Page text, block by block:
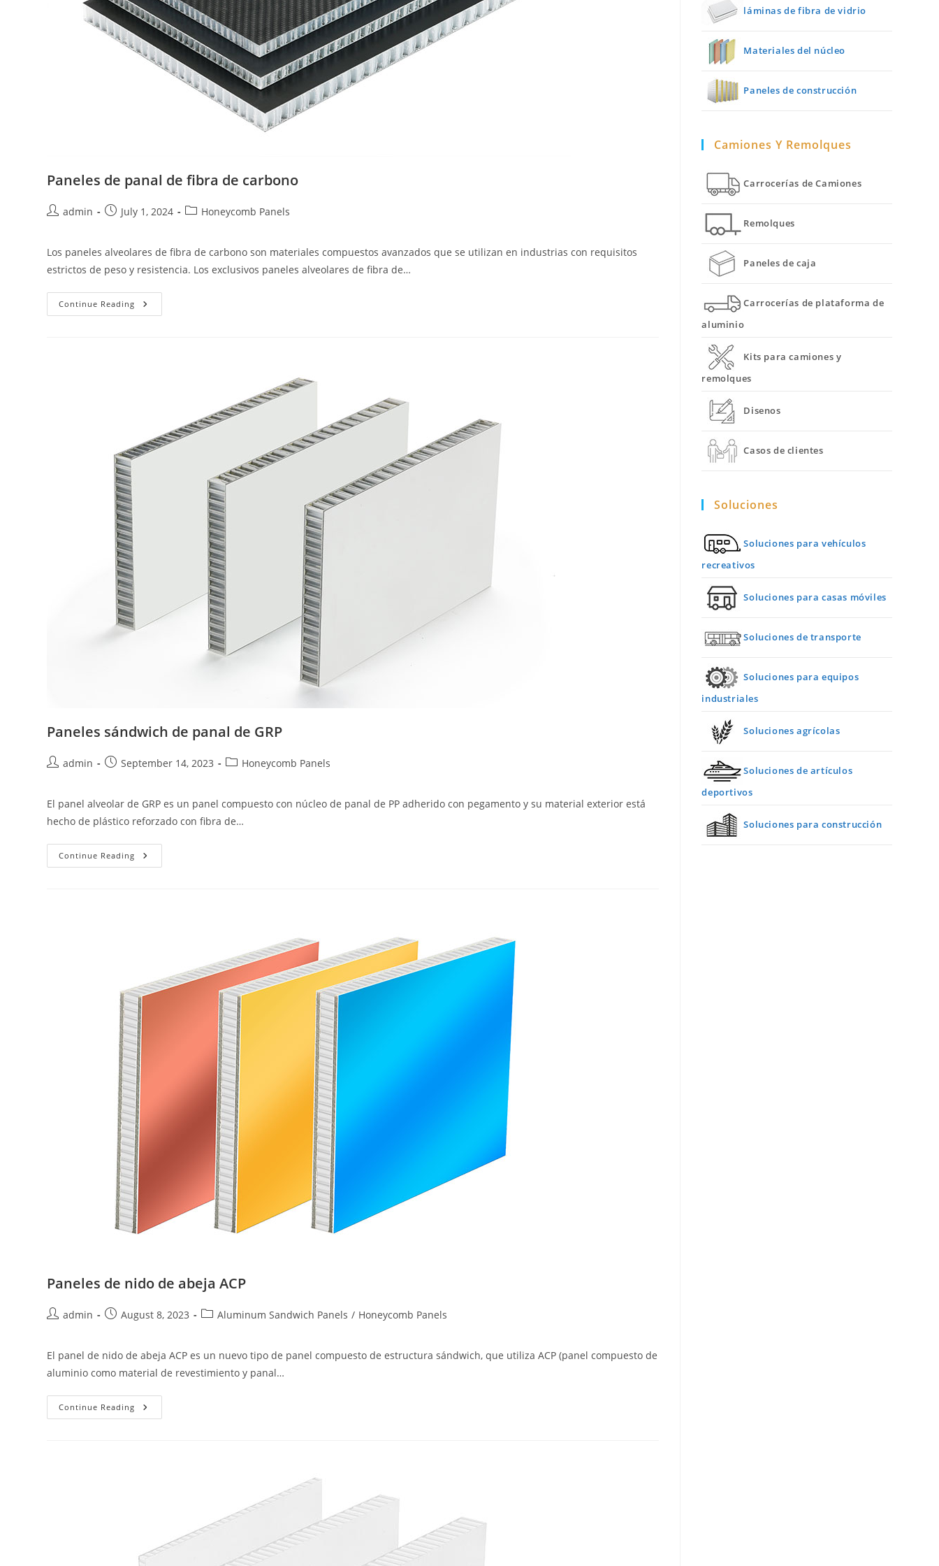
Paneles de panal de fibra de carbono
Postadmin
PostJuly 1, 2024
PostHoneycomb Panels
Los paneles alveolares de fibra de carbono son materiales compuestos avanzados que se utilizan en industrias con requisitos
estrictos de peso y resistencia. Los exclusivos paneles alveolares de fibra de…
Continue Reading Paneles
De
Paneles sándwich de panal de GRP
Postadmin
PostSeptember 14, 2023
PostHoneycomb Panels
El panel alveolar de GRP es un panel compuesto con núcleo de panal de PP adherido con pegamento y su material exterior está
hecho de plástico reforzado con fibra de…
Continue Reading Paneles
Sándwich
Paneles de nido de abeja ACP
Postadmin
PostAugust 8, 2023
PostAluminum Sandwich Panels / Honeycomb Panels
El panel de nido de abeja ACP es un nuevo tipo de panel compuesto de estructura sándwich, que utiliza ACP (panel compuesto de
aluminio como material de revestimiento y panal…
Continue Reading Paneles
De
láminas de fibra de vidrio
Materiales del núcleo
Paneles de construcción
Camiones Y Remolques
Carrocerías de Camiones
Remolques
Paneles de caja
Carrocerías de plataforma de
aluminio
Kits para camiones y
remolques
Disenos
Casos de clientes
Soluciones
Soluciones para vehículos
recreativos
Soluciones para casas móviles
Soluciones de transporte
Soluciones para equipos
industriales
Soluciones agrícolas
Soluciones de artículos
deportivos
Soluciones para construcción